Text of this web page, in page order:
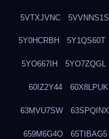
5VTXJVNC 5VVNNS1S
5Y0HCRBH 5Y1QS60T
5YO667IH 5YO7ZQGL
60IZ2Y44 60X8LPUK
63MVU7SW 63SPQINX
659M6G4O 65TIBAG5